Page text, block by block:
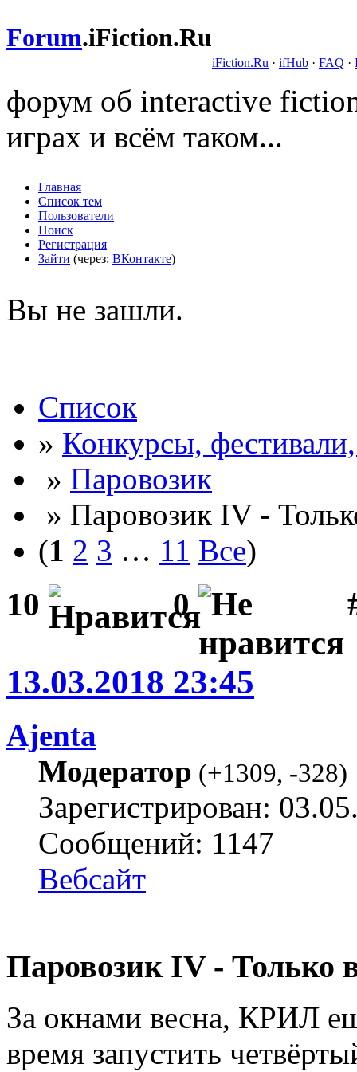
Forum.iFiction.Ru
iFiction.Ru · ifHub · FAQ ·
форум об interactive
играх и всём таком...
Главная
Список тем
Пользователи
Поиск
Регистрация
Зайти (через: ВКонтакте)
Вы не зашли.
Список
» Конкурсы,
» Паровозик
» Паровозик IV -
(1 2 3 … 11 Все)
10 0
13.03.2018 23:45
Ajenta
Модератор (+1309, -328)
Зарегистрирован:
Сообщений: 1147
Вебсайт
Паровозик IV - Только
За окнами весна, КРИЛ
время запустить